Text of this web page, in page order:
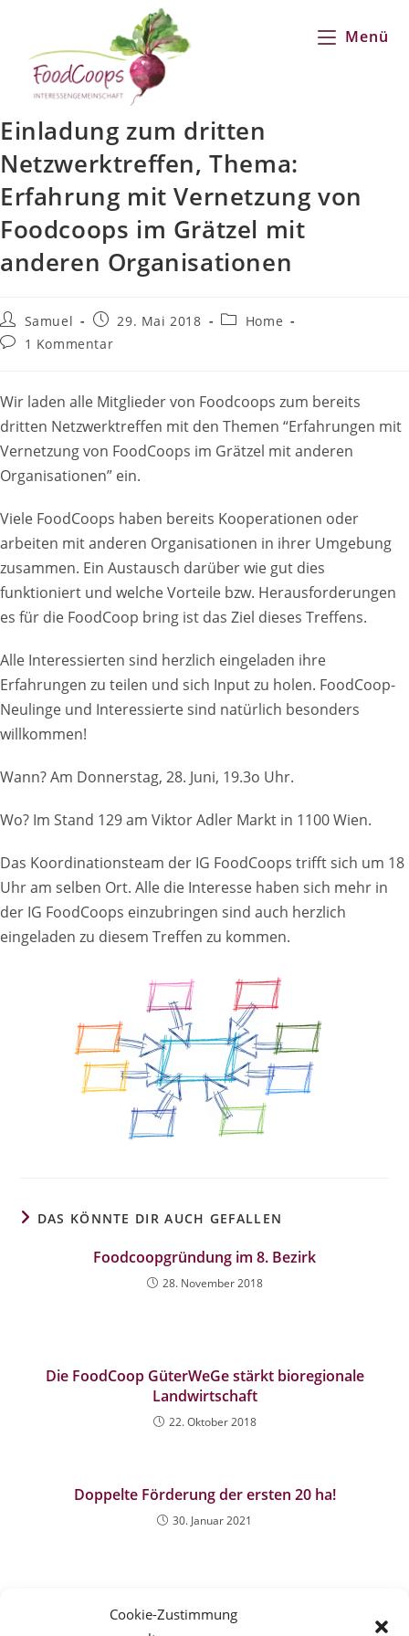
Cookie-Zustimmung
springen
Menü
Einladung zum dritten
Netzwerktreffen, Thema:
Erfahrung mit Vernetzung von
Foodcoops im Grätzel mit
anderen Organisationen
Beitrags-
Autor:
Samuel
Beitrag
veröffentlicht:
29. Mai 2018
Beitrags-
Home
Beitrags-
1 Kommentar
Wir laden alle Mitglieder von Foodcoops zum bereits
dritten Netzwerktreffen mit den Themen “Erfahrungen mit
Vernetzung von FoodCoops im Grätzel mit anderen
Organisationen” ein.
Viele FoodCoops haben bereits Kooperationen oder
arbeiten mit anderen Organisationen in ihrer Umgebung
zusammen. Ein Austausch darüber wie gut dies
funktioniert und welche Vorteile bzw. Herausforderungen
es für die FoodCoop bring ist das Ziel dieses Treffens.
Alle Interessierten sind herzlich eingeladen ihre
Erfahrungen zu teilen und sich Input zu holen. FoodCoop-
Neulinge und Interessierte sind natürlich besonders
willkommen!
Wann? Am Donnerstag, 28. Juni, 19.3o Uhr.
Wo? Im Stand 129 am Viktor Adler Markt in 1100 Wien.
Das Koordinationsteam der IG FoodCoops trifft sich um 18
Uhr am selben Ort. Alle die Interesse haben sich mehr in
der IG FoodCoops einzubringen sind auch herzlich
eingeladen zu diesem Treffen zu kommen.
DAS KÖNNTE DIR AUCH GEFALLEN
Foodcoopgründung im 8. Bezirk
28. November 2018
Die FoodCoop GüterWeGe stärkt bioregionale
Landwirtschaft
22. Oktober 2018
Doppelte Förderung der ersten 20 ha!
30. Januar 2021